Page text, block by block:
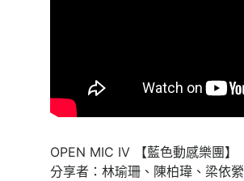
OPEN MIC IV 【藍色動感樂團】
分享者：林瑜珊、陳柏瑋、梁依縈